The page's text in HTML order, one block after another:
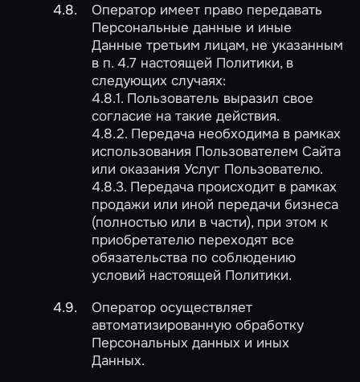
Оператор имеет право передавать
Персональные данные и иные
Данные третьим лицам, не указанным
в п. 4.7 настоящей Политики, в
следующих случаях:
4.8.1. Пользователь выразил свое
согласие на такие действия.
4.8.2. Передача необходима в рамках
использования Пользователем Сайта
или оказания Услуг Пользователю.
4.8.3. Передача происходит в рамках
продажи или иной передачи бизнеса
(полностью или в части), при этом к
приобретателю переходят все
обязательства по соблюдению
условий настоящей Политики.
Оператор осуществляет
автоматизированную обработку
Персональных данных и иных
Данных.